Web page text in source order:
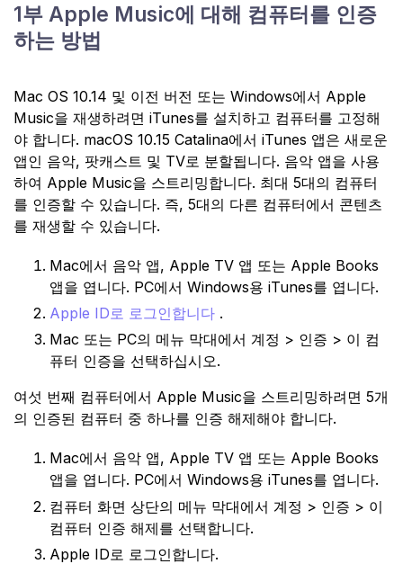
1부 Apple Music에 대해 컴퓨터를 인증
하는 방법
Mac OS 10.14 및 이전 버전 또는 Windows에서 Apple
Music을 재생하려면 iTunes를 설치하고 컴퓨터를 고정해
야 합니다. macOS 10.15 Catalina에서 iTunes 앱은 새로운
앱인 음악, 팟캐스트 및 TV로 분할됩니다. 음악 앱을 사용
하여 Apple Music을 스트리밍합니다. 최대 5대의 컴퓨터
를 인증할 수 있습니다. 즉, 5대의 다른 컴퓨터에서 콘텐츠
를 재생할 수 있습니다.
Mac에서 음악 앱, Apple TV 앱 또는 Apple Books
앱을 엽니다. PC에서 Windows용 iTunes를 엽니다.
Apple ID로 로그인합니다 .
Mac 또는 PC의 메뉴 막대에서 계정 > 인증 > 이 컴
퓨터 인증을 선택하십시오.
여섯 번째 컴퓨터에서 Apple Music을 스트리밍하려면 5개
의 인증된 컴퓨터 중 하나를 인증 해제해야 합니다.
Mac에서 음악 앱, Apple TV 앱 또는 Apple Books
앱을 엽니다. PC에서 Windows용 iTunes를 엽니다.
컴퓨터 화면 상단의 메뉴 막대에서 계정 > 인증 > 이
컴퓨터 인증 해제를 선택합니다.
Apple ID로 로그인합니다.